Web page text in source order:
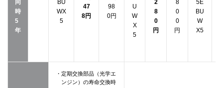
同
時
5
年
BU
WX
5
47
8円
98
0円
U
W
X
5
2
8
0
円
8
0
0
円
5E
BU
W
X5
・定期交換部品（光学エ
ンジン）の寿命交換時